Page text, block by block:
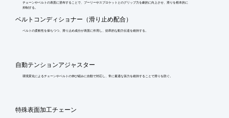
チェーンやベルトの表面に塗布することで、プーリーやスプロケットとのグリップ力を劇的に向上させ、滑りを根本的に
抑制する。
ベルトコンディショナー（滑り止め配合）
ベルトの柔軟性を保ちつつ、滑り止め成分が表面に作用し、効率的な動力伝達を維持する。
自動テンションアジャスター
環境変化によるチェーンやベルトの伸び縮みに自動で対応し、常に最適な張力を維持することで滑りを防ぐ。
特殊表面加工チェーン